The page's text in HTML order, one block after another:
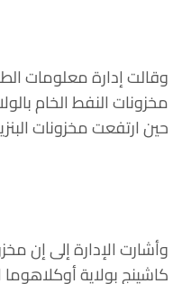
وقالت إدارة معلومات
مخزونات النفط الخام
حين ارتفعت مخزونات
وأشارت الإدارة إلى إن